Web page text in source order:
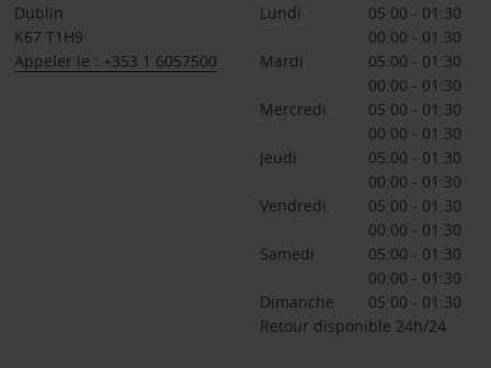
Dublin
K67 T1H9
Appeler le : +353 1 6057500
Lundi
05:00 - 01:30
00:00 - 01:30
Mardi
05:00 - 01:30
00:00 - 01:30
Mercredi
05:00 - 01:30
00:00 - 01:30
Jeudi
05:00 - 01:30
00:00 - 01:30
Vendredi
05:00 - 01:30
00:00 - 01:30
Samedi
05:00 - 01:30
00:00 - 01:30
Dimanche
05:00 - 01:30
Retour disponible 24h/24